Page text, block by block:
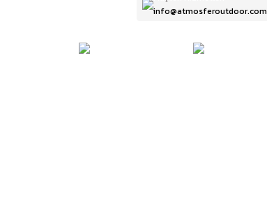
info@atmosferoutdoor.com